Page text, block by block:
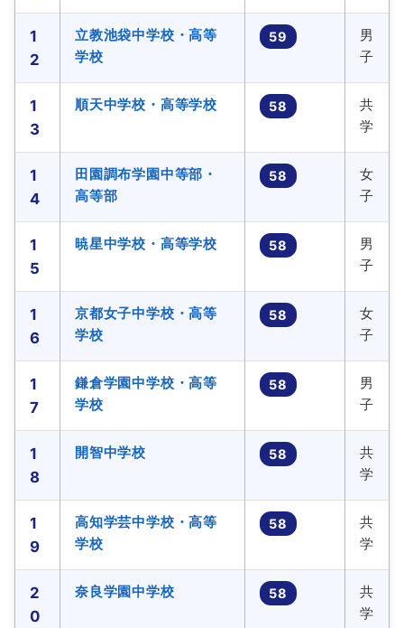
1
2
立教池袋中学校・高等
学校
59
男
子
1
3
順天中学校・高等学校 58
共
学
1
4
田園調布学園中等部・
高等部
58
女
子
1
5
暁星中学校・高等学校 58
男
子
1
6
京都女子中学校・高等
学校
58
女
子
1
7
鎌倉学園中学校・高等
学校
58
男
子
1
8
開智中学校 58
共
学
1
9
高知学芸中学校・高等
学校
58
共
学
2
0
奈良学園中学校 58
共
学